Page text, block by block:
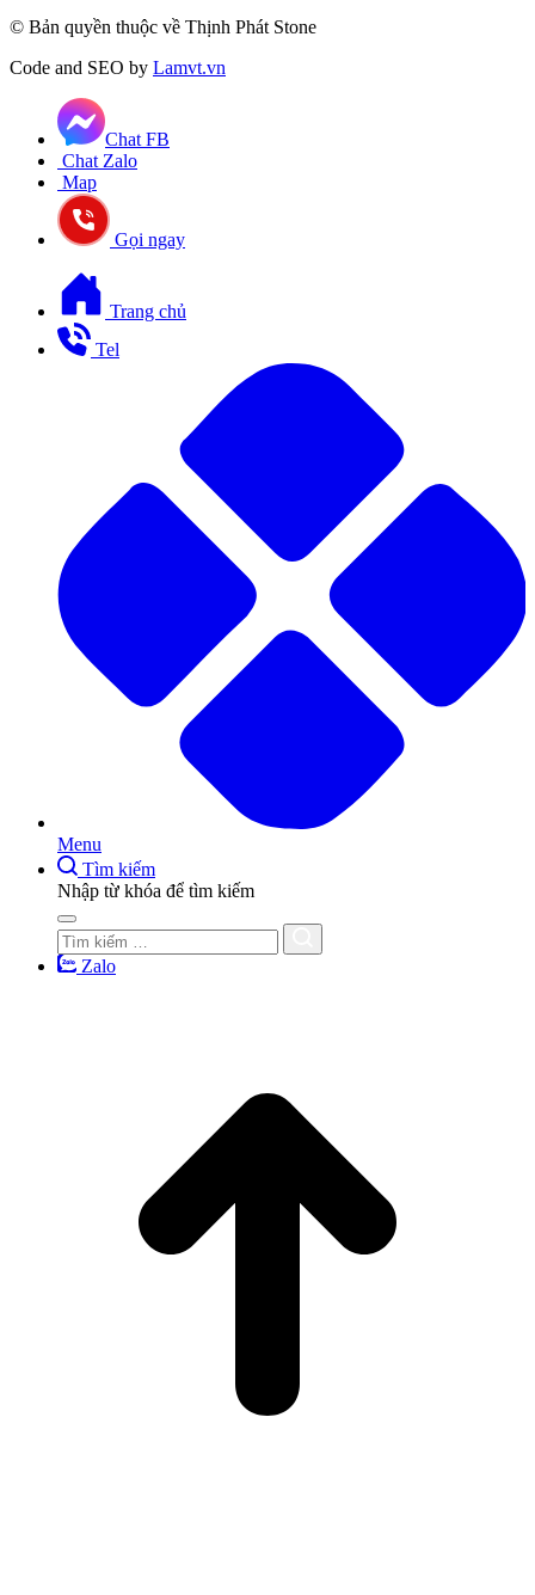
© Bản quyền thuộc về Thịnh Phát Stone
Code and SEO by Lamvt.vn
Chat FB
Chat Zalo
Map
Gọi ngay
Trang chủ
Tel
Menu
Tìm kiếm
Nhập từ khóa để tìm kiếm
Zalo